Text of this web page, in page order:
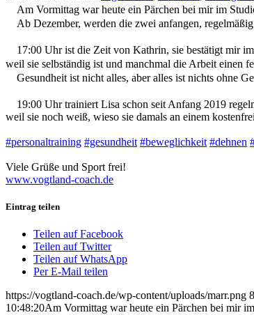
Am Vormittag war heute ein Pärchen bei mir im
Ab Dezember, werden die zwei anfangen,
17:00 Uhr ist die Zeit von Kathrin, sie bestätigt mir
weil sie selbständig ist und manchmal die Arbeit einen
Gesundheit ist nicht alles, aber alles ist nichts ohne
19:00 Uhr trainiert Lisa schon seit Anfang 2019
weil sie noch weiß, wieso sie damals an einem
#personaltraining #gesundheit #beweglichkeit #dehnen
Viele Grüße und Sport frei!
www.vogtland-coach.de
Eintrag teilen
Teilen auf Facebook
Teilen auf Twitter
Teilen auf WhatsApp
Per E-Mail teilen
https://vogtland-coach.de/wp-content/uploads/marr.png
10:48:20Am Vormittag war heute ein Pärchen bei mir